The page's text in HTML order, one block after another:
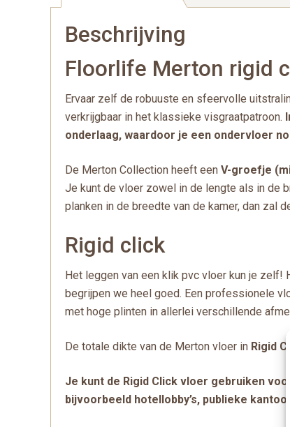
Beschrijving
Floorlife Merton rigid
Ervaar zelf de robuuste en sfeervolle
verkrijgbaar in het klassieke visgraatpatroon.
onderlaag, waardoor je een ondervloer
De Merton Collection heeft een V-groefje
Je kunt de vloer zowel in de lengte als in de
planken in de breedte van de kamer, dan zal
Rigid click
Het leggen van een klik pvc vloer kun je
begrijpen we heel goed. Een professionele
met hoge plinten in allerlei verschillende
De totale dikte van de Merton vloer in Rigid
Je kunt de Rigid Click vloer gebruiken
bijvoorbeeld hotellobby’s, publieke